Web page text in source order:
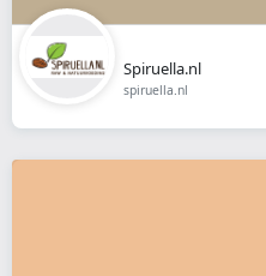
Spiruella.nl
spiruella.nl